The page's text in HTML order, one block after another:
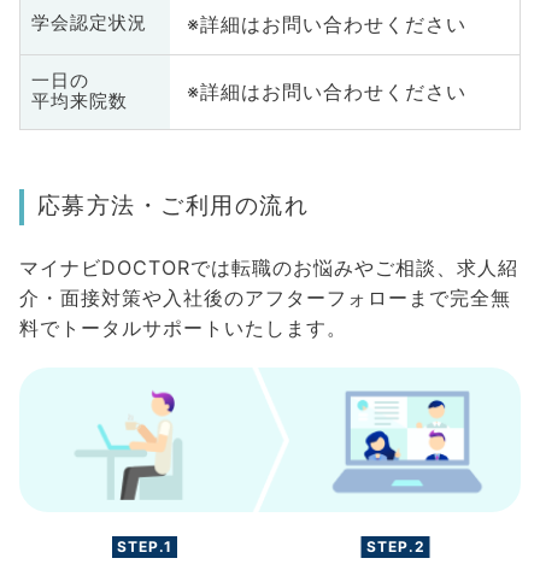
学会認定状況 ※詳細はお問い合わせください
一日の
平均来院数
※詳細はお問い合わせください
応募方法・ご利用の流れ
マイナビDOCTORでは転職のお悩みやご相談、求人紹
介・面接対策や入社後のアフターフォローまで完全無
料でトータルサポートいたします。
STEP.1 STEP.2